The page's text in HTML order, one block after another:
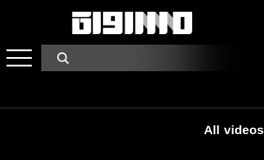
All videos